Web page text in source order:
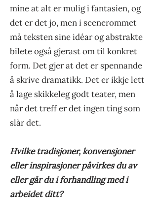
mine at alt er mulig i fantasien, og
det er det jo, men i scenerommet
må teksten sine idéar og abstrakte
bilete også gjerast om til konkret
form. Det gjer at det er spennande
å skrive dramatikk. Det er ikkje lett
å lage skikkeleg godt teater, men
når det treff er det ingen ting som
slår det.
Hvilke tradisjoner, konvensjoner
eller inspirasjoner påvirkes du av
eller går du i forhandling med i
arbeidet ditt?